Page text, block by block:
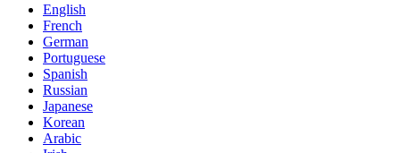
English
French
German
Portuguese
Spanish
Russian
Japanese
Korean
Arabic